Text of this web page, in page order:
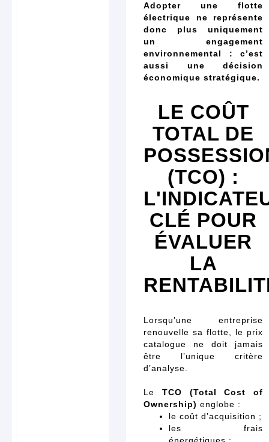
Adopter une flotte
électrique ne représente
donc plus uniquement
un engagement
environnemental : c’est
aussi une décision
économique stratégique.
LE COÛT
TOTAL DE
(TCO) :
CLÉ POUR
ÉVALUER
LA
Lorsqu’une entreprise
renouvelle sa flotte, le prix
catalogue ne doit jamais
être l’unique critère
d’analyse.
Le TCO (Total Cost of
Ownership) englobe :
le coût d’acquisition ;
les frais